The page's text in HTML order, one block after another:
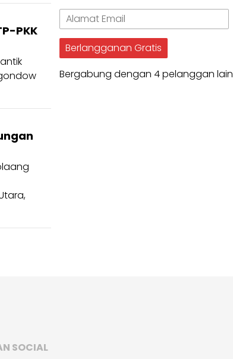
PKK
Alamat
Email
Berlangganan Gratis
Bergabung dengan 4 pelanggan lain
SOCIAL